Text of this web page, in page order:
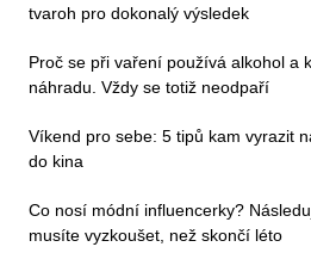
tvaroh pro dokonalý výsledek
Proč se při vaření používá alkohol a
náhradu. Vždy se totiž neodpaří
Víkend pro sebe: 5 tipů kam vyrazit
do kina
Co nosí módní influencerky?
musíte vyzkoušet, než skončí léto